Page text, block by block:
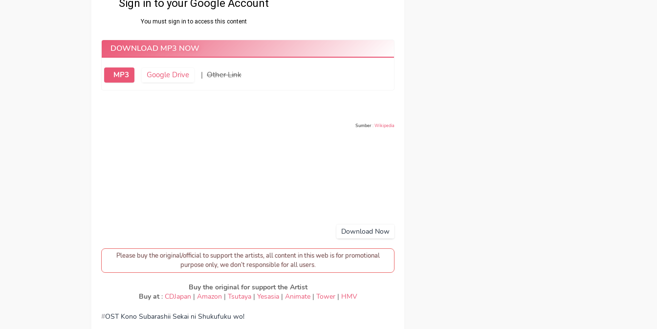
DOWNLOAD MP3 NOW
MP3 Google Drive | Other Link
Sumber:Wikipedia
Download Now
Please buy the original/official to support the artists, all content in this web is for promotional
purpose only, we don’t responsible for all users.
Buy the original for support the Artist
Buy at : CDJapan | Amazon | Tsutaya| Yesasia| Animate| Tower| HMV
OST Kono Subarashii Sekai ni Shukufuku wo!